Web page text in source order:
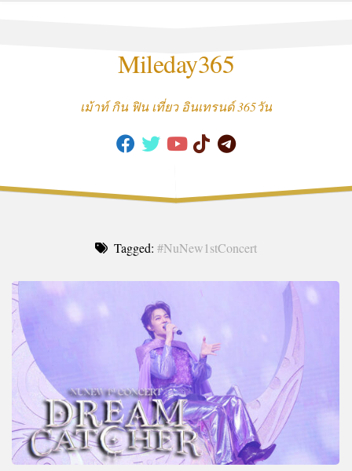
Mileday365
เม้าท์ กิน ฟิน เที่ยว อินเทรนด์ 365วัน
Tagged: #NuNew1stConcert